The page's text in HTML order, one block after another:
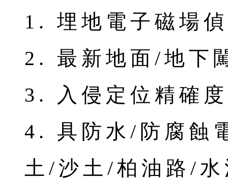
1. 埋地電子磁場
2. 最新地面/地下
3. 入侵定位精確
4. 具防水/防腐蝕
土/沙土/柏油路/